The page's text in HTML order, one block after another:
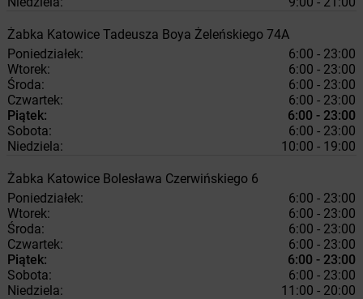
Żabka Katowice Tadeusza Boya Żeleńskiego 74A
Poniedziałek:
6:00 - 23:00
Wtorek:
6:00 - 23:00
Środa:
6:00 - 23:00
Czwartek:
6:00 - 23:00
Piątek:
6:00 - 23:00
Sobota:
6:00 - 23:00
Niedziela:
10:00 - 19:00
Żabka Katowice Bolesława Czerwińskiego 6
Poniedziałek:
6:00 - 23:00
Wtorek:
6:00 - 23:00
Środa:
6:00 - 23:00
Czwartek:
6:00 - 23:00
Piątek:
6:00 - 23:00
Sobota:
6:00 - 23:00
Niedziela:
11:00 - 20:00